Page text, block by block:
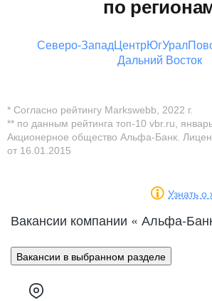
по
Северо-Запад ЦентрЮгУрал
Дальний Восток
* Согласно рейтингу Markswebb, 2022 г.
** по данным рейтинга топ-10 vbr.ru,
Акционерное общество Альфа-Банк.
от 16.01.2015
Узнать о
Вакансии компании « Альфа-
Вакансии в выбранном разделе